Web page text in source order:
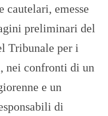
cautelari, emesse
preliminari del
Tribunale per i
nei confronti di un
e un
di